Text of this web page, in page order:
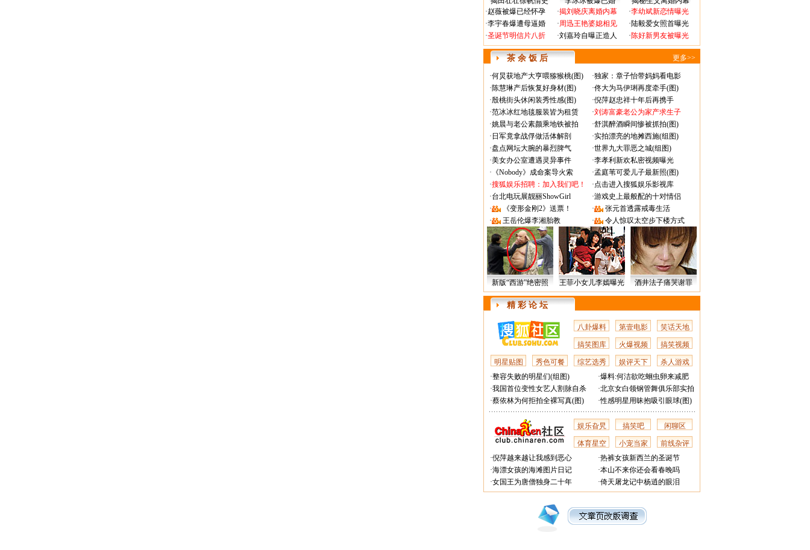
·赵薇被爆已经怀孕
·李宇春爆遭母逼婚
·圣诞节明信片八折
·揭刘晓庆离婚内幕
·周迅王艳婆媳相见
·刘嘉玲自曝正造人
·李幼斌新恋情曝光
·陆毅爱女照首曝光
·陈好新男友被曝光
茶 余 饭 后 更多>>
·何炅获地产大亨喂猕猴桃(图) ·独家：章子怡带妈妈看电影
·陈慧琳产后恢复好身材(图) ·佟大为马伊琍再度牵手(图)
·殷桃街头休闲装秀性感(图) ·倪萍赵忠祥十年后再携手
·范冰冰红地毯服装皆为租赁 ·刘涛富豪老公为家产求生子
·姚晨与老公素颜乘地铁被拍 ·舒淇醉酒瞬间惨被抓拍(图)
· 日军竟拿战俘做活体解剖 ·实拍漂亮的地摊西施(组图)
·盘点网坛大腕的暴烈脾气 ·世界九大罪恶之城(组图)
·美女办公室遭遇灵异事件 ·李孝利新欢私密视频曝光
· 《Nobody》成命案导火索 ·孟庭苇可爱儿子最新照(图)
·搜狐娱乐招聘：加入我们吧！ ·点击进入搜狐娱乐影视库
·台北电玩展靓丽ShowGirl ·游戏史上最般配的十对情侣
·
《变形金刚2》送票！ ·
张元首透露戒毒生活
·
王岳伦爆李湘胎教 · 令人惊叹太空步下楼方式
新版“西游”绝密照 王菲小女儿李嫣曝光 酒井法子痛哭谢罪
精 彩 论 坛
八卦爆料 第壹电影 笑话天地
搞笑图库 火爆视频 搞笑视频
明星贴图 秀色可餐 综艺选秀 娱评天下
杀人游戏
·整容失败的明星们(组图) ·爆料:何洁欲吃蛔虫卵来减肥
·我国首位变性女艺人割脉自杀 ·北京女白领钢管舞俱乐部实拍
·蔡依林为何拒拍全裸写真(图) ·性感明星用昧抱吸引眼球(图)
娱乐旮旯 搞笑吧 闲聊区
体育星空 小宠当家
前线杂评
·倪萍越来越让我感到恶心 ·热裤女孩新西兰的圣诞节
·海漂女孩的海滩图片日记 ·本山不来你还会看春晚吗
·女国王为唐僧独身二十年 ·倚天屠龙记中杨逍的眼泪